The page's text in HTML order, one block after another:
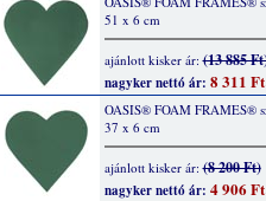
51 x 6 cm
ajánlott kisker ár:(13 885
nagyker nettó ár: 8 311 Ft
OASIS® FOAM FRAMES®
37 x 6 cm
ajánlott kisker ár:(8 200 Ft)
nagyker nettó ár: 4 906 Ft